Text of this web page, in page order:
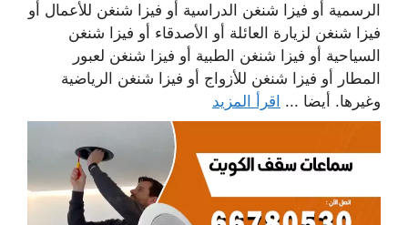
الرسمية أو فيزا شنغن الدراسية أو فيزا شنغن للأعمال أو
فيزا شنغن لزيارة العائلة أو الأصدقاء أو فيزا شنغن
السياحية أو فيزا شنغن الطبية أو فيزا شنغن لعبور
المطار أو فيزا شنغن للأزواج أو فيزا شنغن الرياضية
وغيرها. أيضا ... اقرأ المزيد